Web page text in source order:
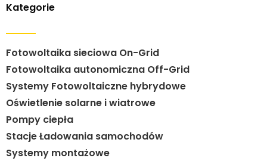
Kategorie
Fotowoltaika sieciowa On-Grid
Fotowoltaika autonomiczna Off-Grid
Systemy Fotowoltaiczne hybrydowe
Oświetlenie solarne i wiatrowe
Pompy ciepła
Stacje Ładowania samochodów
Systemy montażowe